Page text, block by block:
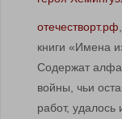
отечестворт.рф
книги «Имена
Содержат
войны, чьи
работ, удалось